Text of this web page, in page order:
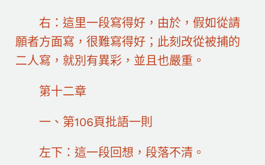
右：這里一段寫得好，由於，假如從請
願者方面寫，很難寫得好；此刻改從被捕的
二人寫，就別有異彩，並且也嚴重。
第十二章
一、第106頁批語一則
左下：這一段回想，段落不清。